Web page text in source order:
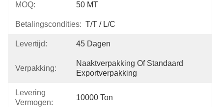
MOQ: 50 MT
Betalingscondities: T/T / L/C
Levertijd: 45 Dagen
Verpakking:
Naaktverpakking Of Standaard
Exportverpakking
Levering
Vermogen:
10000 Ton